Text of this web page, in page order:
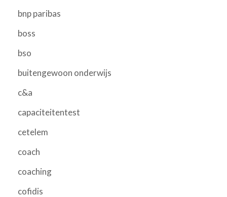
bnp paribas
boss
bso
buitengewoon onderwijs
c&a
capaciteitentest
cetelem
coach
coaching
cofidis